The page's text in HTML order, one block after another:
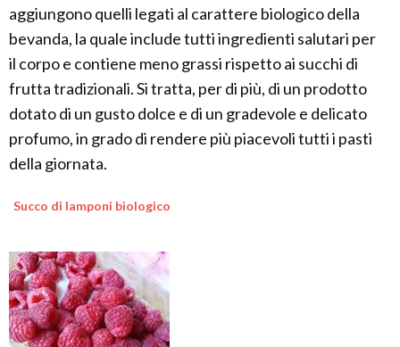
aggiungono quelli legati al carattere biologico della
bevanda, la quale include tutti ingredienti salutari per
il corpo e contiene meno grassi rispetto ai succhi di
frutta tradizionali. Si tratta, per di più, di un prodotto
dotato di un gusto dolce e di un gradevole e delicato
profumo, in grado di rendere più piacevoli tutti i pasti
della giornata.
Succo di lamponi biologico